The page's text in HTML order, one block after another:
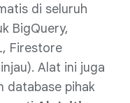
di seluruh
BigQuery,
Firestore
Alat ini juga
database pihak